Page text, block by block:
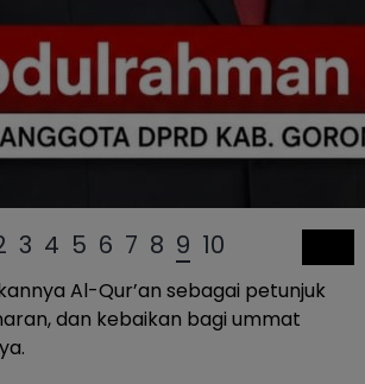
3 4 5 6 7 8 9 10
Al-Qur’an sebagai petunjuk
dan kebaikan bagi ummat